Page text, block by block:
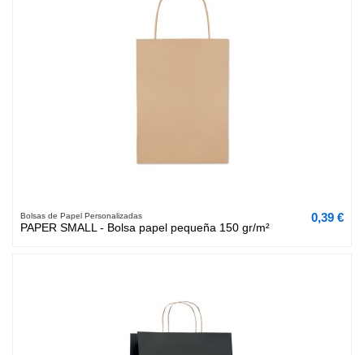
Bolsas de Papel Personalizadas
PAPER SMALL - Bolsa papel pequeña 150 gr/m²
0,39 €